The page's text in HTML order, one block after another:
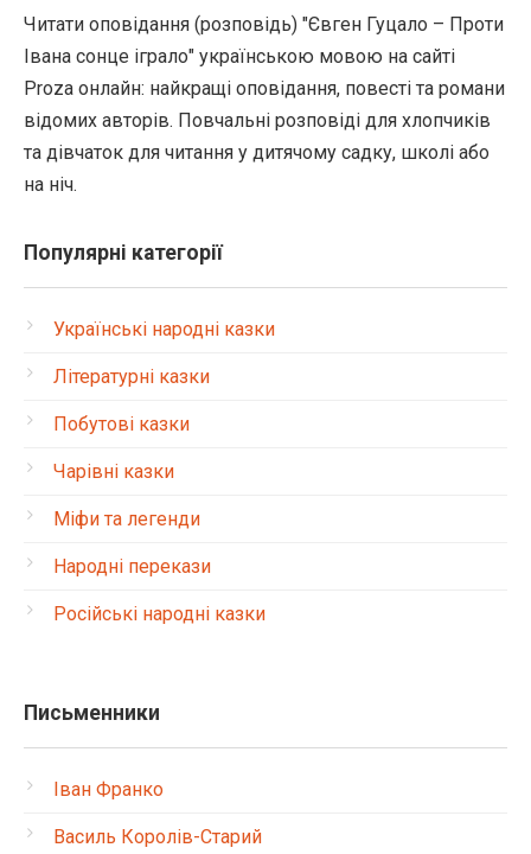
Читати оповідання (розповідь) "Євген Гуцало – Проти
Івана сонце іграло" українською мовою на сайті
Proza онлайн: найкращі оповідання, повесті та романи
відомих авторів. Повчальні розповіді для хлопчиків
та дівчаток для читання у дитячому садку, школі або
на ніч.
Популярні категорії
Українські народні казки
Літературні казки
Побутові казки
Чарівні казки
Міфи та легенди
Народні перекази
Російські народні казки
Письменники
Іван Франко
Василь Королів-Старий